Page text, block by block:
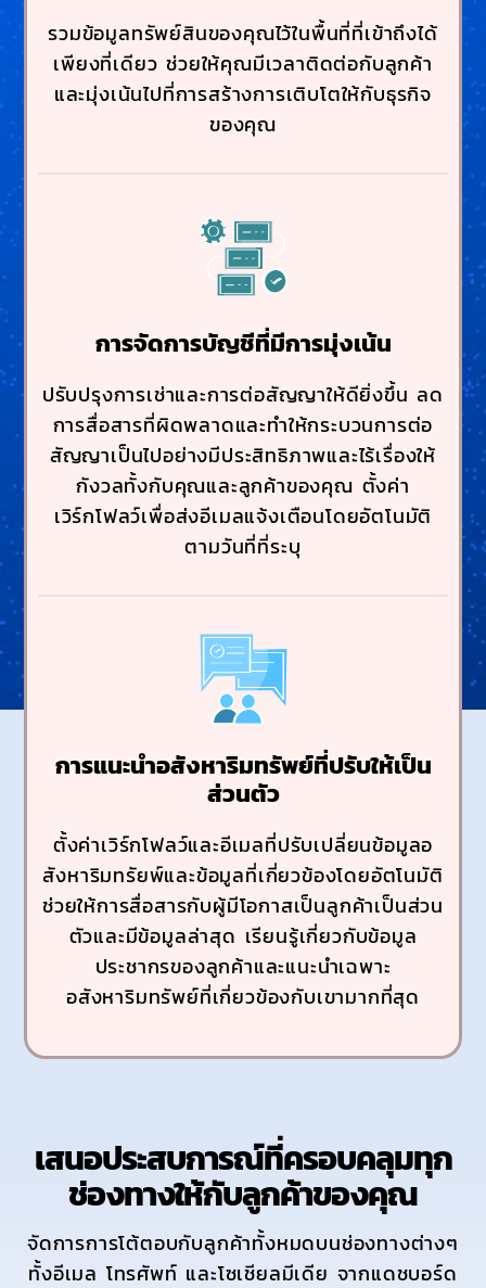
รวมข้อมูลทรัพย์สินของคุณไว้ในพื้นที่ที่เข้าถึงได้
เพียงที่เดียว ช่วยให้คุณมีเวลาติดต่อกับลูกค้า
และมุ่งเน้นไปที่การสร้างการเติบโตให้กับธุรกิจ
ของคุณ
การจัดการบัญชีที่มีการมุ่งเน้น
ปรับปรุงการเช่าและการต่อสัญญาให้ดียิ่งขึ้น ลด
การสื่อสารที่ผิดพลาดและทำให้กระบวนการต่อ
สัญญาเป็นไปอย่างมีประสิทธิภาพและไร้เรื่องให้
กังวลทั้งกับคุณและลูกค้าของคุณ ตั้งค่า
เวิร์กโฟลว์เพื่อส่งอีเมลแจ้งเตือนโดยอัตโนมัติ
ตามวันที่ที่ระบุ
การแนะนำอสังหาริมทรัพย์ที่ปรับให้เป็น
ส่วนตัว
ตั้งค่าเวิร์กโฟลว์และอีเมลที่ปรับเปลี่ยนข้อมูลอ
สังหาริมทรัยพ์และข้อมูลที่เกี่ยวข้องโดยอัตโนมัติ
ช่วยให้การสื่อสารกับผู้มีโอกาสเป็นลูกค้าเป็นส่วน
ตัวและมีข้อมูลล่าสุด เรียนรู้เกี่ยวกับข้อมูล
ประชากรของลูกค้าและแนะนำเฉพาะ
อสังหาริมทรัพย์ที่เกี่ยวข้องกับเขามากที่สุด
เสนอประสบการณ์ที่ครอบคลุมทุก
ช่องทางให้กับลูกค้าของคุณ
จัดการการโต้ตอบกับลูกค้าทั้งหมดบนช่องทางต่างๆ
ทั้งอีเมล โทรศัพท์ และโซเชียลมีเดีย จากแดชบอร์ด